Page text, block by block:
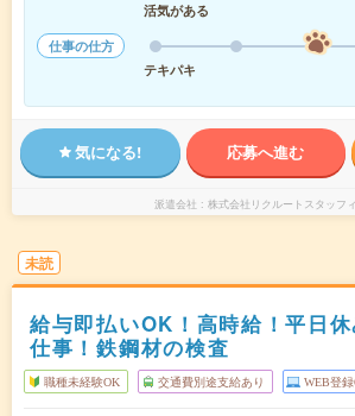
活気がある
仕事の仕方
テキパキ
気になる! 応募へ進む
派遣会社 株式会社リクルートスタッフ
未読
給与即払いOK！高時給！平日
仕事！鉄鋼材の検査
職種未経験OK 交通費別途支給あり WEB登